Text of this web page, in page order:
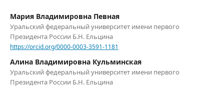
Мария Владимировна Певная
Уральский федеральный университет имени первого
Президента России Б.Н. Ельцина
https://orcid.org/0000-0003-3591-1181
Алина Владимировна Кульминская
Уральский федеральный университет имени первого
Президента России Б.Н. Ельцина